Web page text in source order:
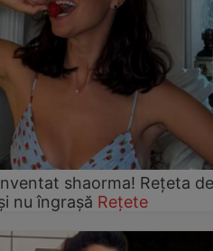
shaorma! Rețeta de
nu îngrașă Rețete